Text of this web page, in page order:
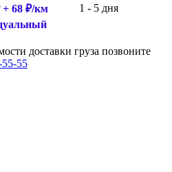
+ 68 ₽/км
1 - 5 дня
доставки груза позвоните
55